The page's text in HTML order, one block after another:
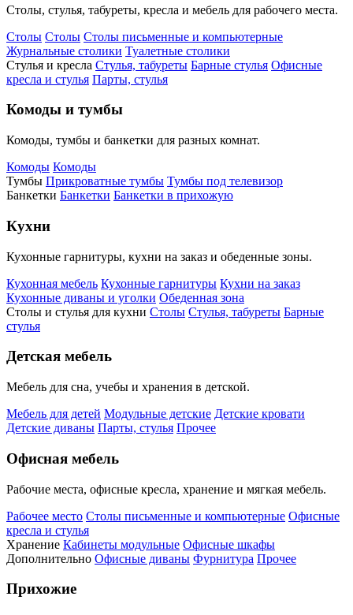
Столы, стулья, табуреты, кресла и мебель для рабочего места.
Столы Столы Столы письменные и компьютерные
Журнальные столики Туалетные столики
Стулья и кресла Стулья, табуреты Барные стулья Офисные
кресла и стулья Парты, стулья
Комоды и тумбы
Комоды, тумбы и банкетки для разных комнат.
Комоды Комоды
Тумбы Прикроватные тумбы Тумбы под телевизор
Банкетки Банкетки Банкетки в прихожую
Кухни
Кухонные гарнитуры, кухни на заказ и обеденные зоны.
Кухонная мебель Кухонные гарнитуры Кухни на заказ
Кухонные диваны и уголки Обеденная зона
Столы и стулья для кухни Столы Стулья, табуреты Барные
стулья
Детская мебель
Мебель для сна, учебы и хранения в детской.
Мебель для детей Модульные детские Детские кровати
Детские диваны Парты, стулья Прочее
Офисная мебель
Рабочие места, офисные кресла, хранение и мягкая мебель.
Рабочее место Столы письменные и компьютерные Офисные
кресла и стулья
Хранение Кабинеты модульные Офисные шкафы
Дополнительно Офисные диваны Фурнитура Прочее
Прихожие